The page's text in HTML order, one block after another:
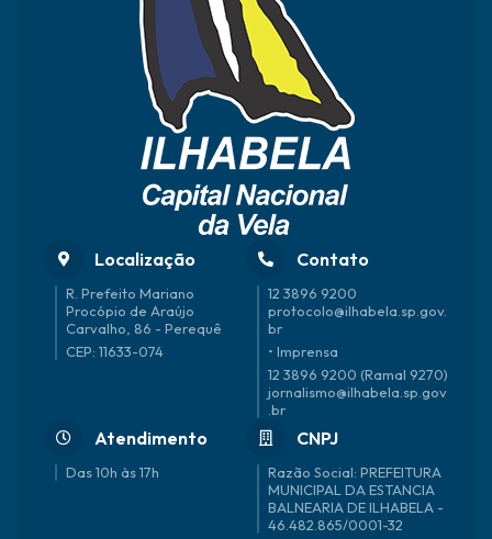
Localização
R. Prefeito Mariano
Procópio de Araújo
Carvalho, 86 - Perequê
CEP: 11633-074
Contato
12 3896 9200
protocolo@ilhabela.sp.gov.
br
• Imprensa
12 3896 9200 (Ramal 9270)
jornalismo@ilhabela.sp.gov
.br
Atendimento
Das 10h às 17h
CNPJ
46.482.865/0001-32